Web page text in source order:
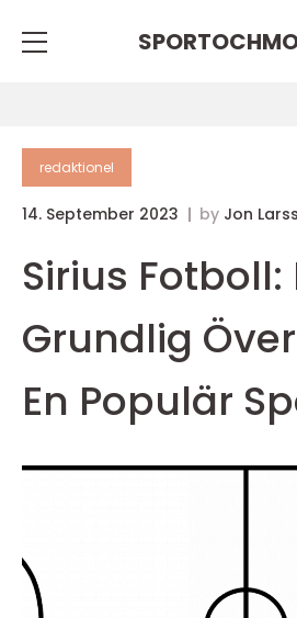
redaktionel
14. September 2023 by Jon
Sirius Fotboll:
Grundlig
En Populär